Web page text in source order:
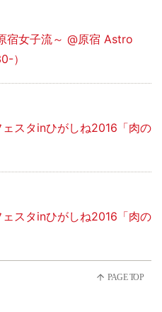
宿女子流～ @原宿 Astro
）
ェスタinひがしね2016「肉の
ェスタinひがしね2016「肉の